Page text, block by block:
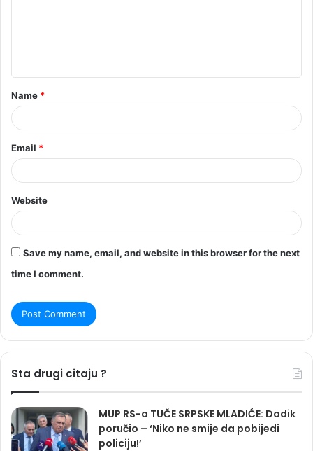
t
*
Name *
Email *
Website
Save my name, email, and website in this browser for the next
time I comment.
Sta drugi citaju ?
MUP RS-a TUČE SRPSKE MLADIĆE: Dodik
poručio – ‘Niko ne smije da pobijedi
policiju!’